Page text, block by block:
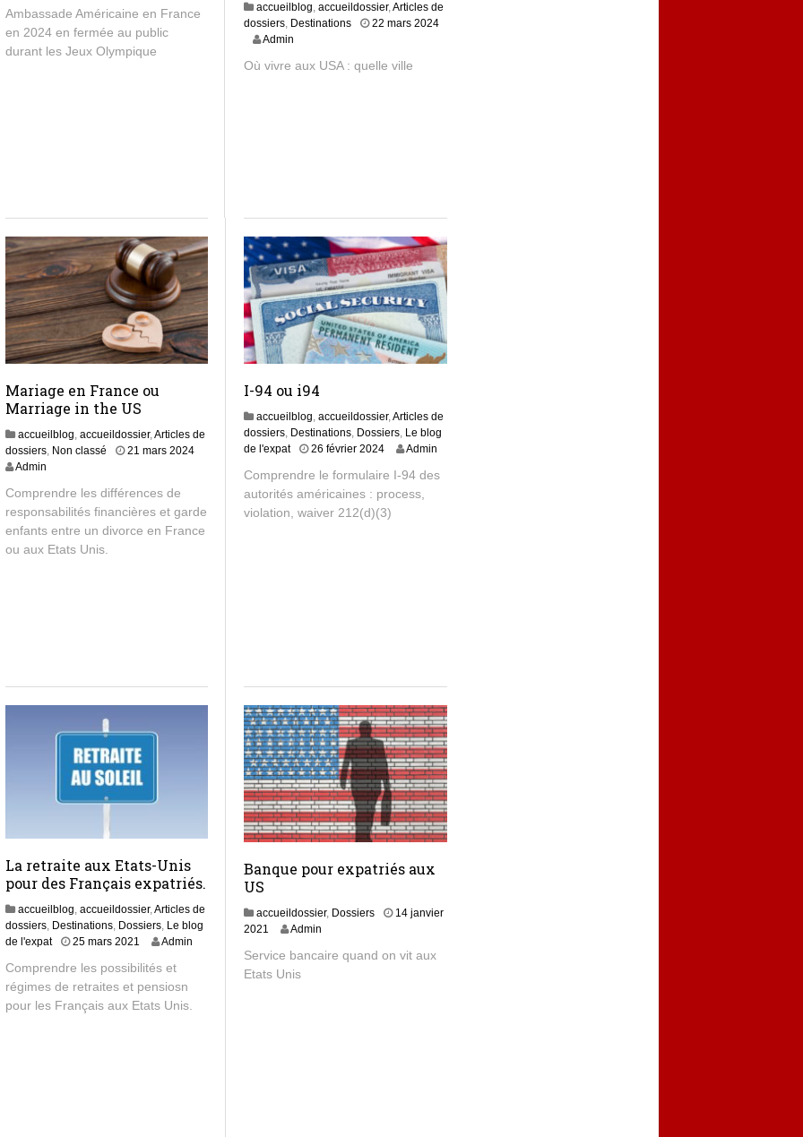
m
a
r
Ambassade Américaine en France
en 2024 en fermée au public
durant les Jeux Olympique
accueilblog,accueildossier,Articles de
dossiers, Destinations
22 mars 2024
a
Admin
Où vivre aux USA : quelle ville
Mariage en France ou
Marriage in the US
accueilblog, accueildossier,Articles de
dossiers, Non classé 21 mars 20242
r
s
Admin
Comprendre les différences de
responsabilités financières et garde
enfants entre un divorce en France
ou aux Etats Unis.
I-94 ou i94
accueilblog,accueildossier,Articles de
dossiers, Destinations, Dossiers, Le blog
de l'expat
26 février 20241
j
u
i
Admin
Comprendre le formulaire I-94 des
autorités américaines : process,
violation, waiver 212(d)(3)
La retraite aux Etats-Unis
pour des Français expatriés.
accueilblog, accueildossier,Articles de
dossiers, Destinations, Dossiers, Le blog
de l'expat
25 mars 2021
m
a
r
Admin
Comprendre les possibilités et
régimes de retraites et pensiosn
pour les Français aux Etats Unis.
Banque pour expatriés aux
US
accueildossier, Dossiers
14 janvier
2021
m
a
Admin
Service bancaire quand on vit aux
Etats Unis